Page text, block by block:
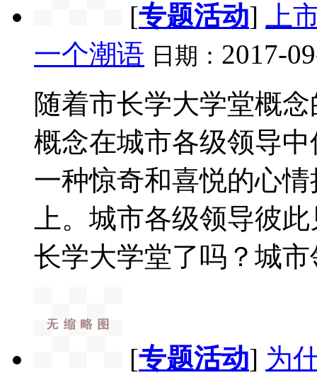
[专题活动]
上
一个潮语 日期： 2017-
随着市长学大学堂概
概念在城市各级领导
一种惊奇和喜悦的心
上。城市各级领导彼
长学大学堂了吗？城
[专题活动] 为